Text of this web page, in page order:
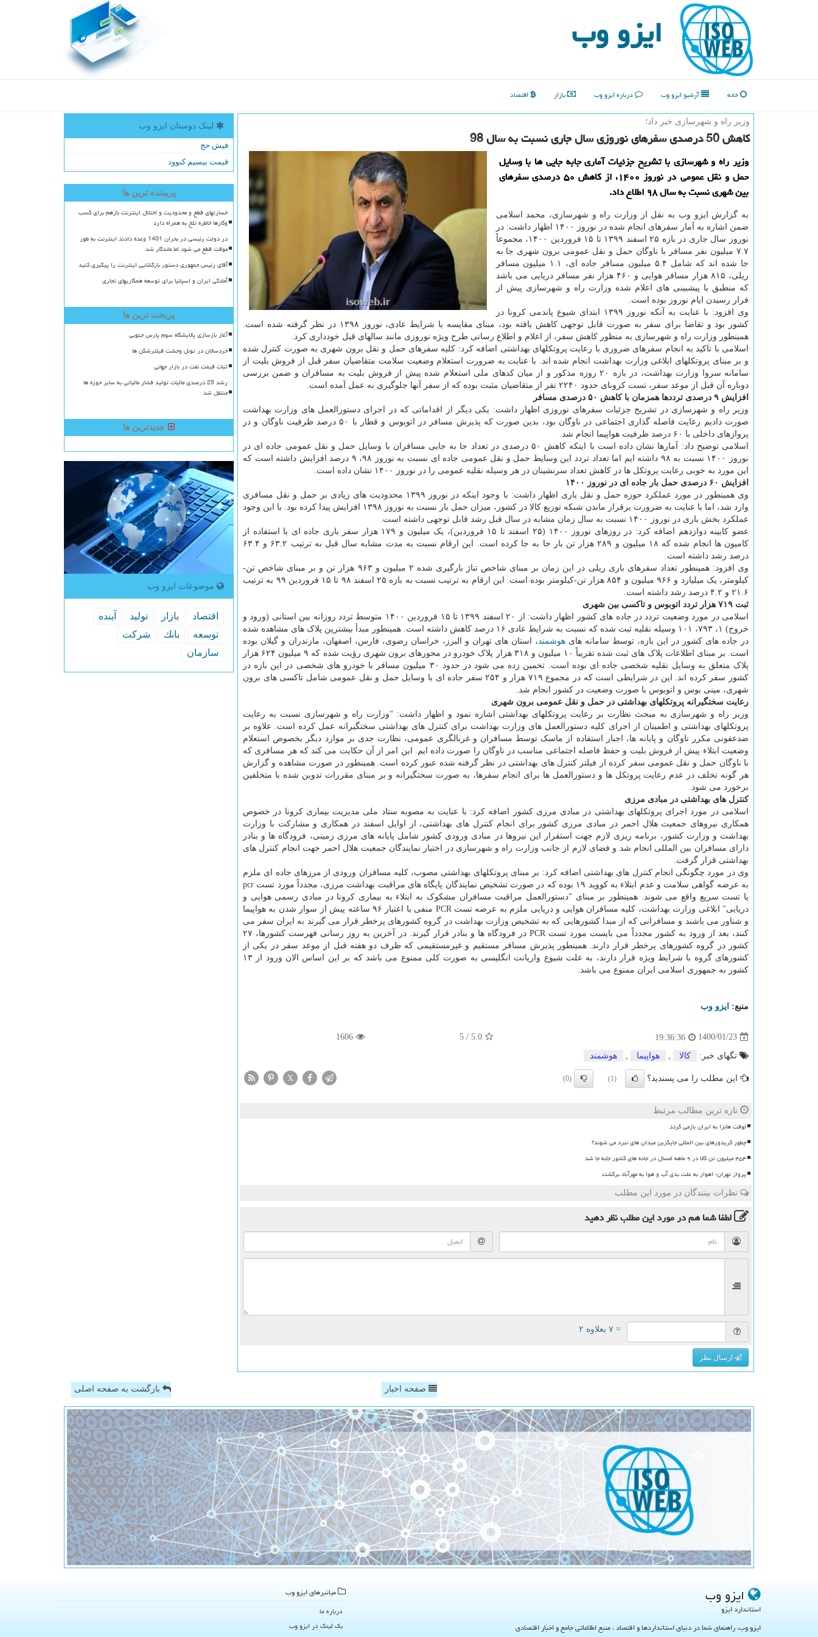
ایزو وب
خانه آرشیو ایزو وب درباره ایزو وب بازار اقتصاد
وزیر راه و شهرسازی خبر داد؛
كاهش 50 درصدی سفرهای نوروزی سال جاری نسبت به سال 98
وزیر راه و شهرسازی با تشریح جزئیات آماری جابه جایی ها با وسایل
حمل و نقل عمومی در نوروز ۱۴۰۰، از کاهش ۵۰ درصدی سفرهای
بین شهری نسبت به سال ۹۸ اطلاع داد.
به گزارش ایزو وب به نقل از وزارت راه و شهرسازی، محمد اسلامی
ضمن اشاره به آمار سفرهای انجام شده در نوروز ۱۴۰۰ اظهار داشت: در
نوروز سال جاری در بازه ۲۵ اسفند ۱۳۹۹ تا ۱۵ فروردین ۱۴۰۰، مجموعاً
۷.۷ میلیون نفر مسافر با ناوگان حمل و نقل عمومی برون شهری جا به
جا شده اند که شامل ۵.۴ میلیون مسافر جاده ای، ۱.۱ میلیون مسافر
ریلی، ۸۱۵ هزار مسافر هوایی و ۴۶۰ هزار نفر مسافر دریایی می باشد
که منطبق با پیشبینی های اعلام شده وزارت راه و شهرسازی پیش از
فرار رسیدن ایام نوروز بوده است.
وی افزود: با عنایت به آنکه نوروز ۱۳۹۹ ابتدای شیوع پاندمی کرونا در
کشور بود و تقاضا برای سفر به صورت قابل توجهی کاهش یافته بود، مبنای مقایسه با شرایط عادی، نوروز ۱۳۹۸ در نظر گرفته شده است.
همینطور وزارت راه و شهرسازی به منظور کاهش سفر، از اعلام و اطلاع رسانی طرح ویژه نوروزی مانند سالهای قبل خودداری کرد.
اسلامی با تاکید به انجام سفرهای ضروری با رعایت پروتکلهای بهداشتی اضافه کرد: کلیه سفرهای حمل و نقل برون شهری به صورت کنترل شده
و بر مبنای پروتکلهای ابلاغی وزارت بهداشت انجام شده اند. با عنایت به ضرورت استعلام وضعیت سلامت متقاضیان سفر قبل از فروش بلیت از
سامانه سروا وزارت بهداشت، در بازه ۲۰ روزه مذکور و از میان کدهای ملی استعلام شده پیش از فروش بلیت به مسافران و ضمن بررسی
دوباره آن قبل از موعد سفر، تست کرونای حدود ۲۲۴۰ نفر از متقاضیان مثبت بوده که از سفر آنها جلوگیری به عمل آمده است.
افزایش ۹ درصدی ترددها همزمان با کاهش ۵۰ درصدی مسافر
وزیر راه و شهرسازی در تشریح جزئیات سفرهای نوروزی اظهار داشت: یکی دیگر از اقداماتی که در اجرای دستورالعمل های وزارت بهداشت
صورت دادیم رعایت فاصله گذاری اجتماعی در ناوگان بود، بدین صورت که پذیرش مسافر در اتوبوس و قطار با ۵۰ درصد ظرفیت ناوگان و در
پروازهای داخلی با ۶۰ درصد ظرفیت هواپیما انجام شد.
اسلامی توضیح داد: آمارها نشان داده است با اینکه کاهش ۵۰ درصدی در تعداد جا به جایی مسافران با وسایل حمل و نقل عمومی جاده ای در
نوروز ۱۴۰۰ نسبت به ۹۸ داشته ایم اما تعداد تردد این وسایط حمل و نقل عمومی جاده ای نسبت به نوروز ۹۸، ۹ درصد افزایش داشته است که
این مورد به خوبی رعایت پروتکل ها در کاهش تعداد سرنشینان در هر وسیله نقلیه عمومی را در نوروز ۱۴۰۰ نشان داده است.
افزایش ۶۰ درصدی حمل بار جاده ای در نوروز ۱۴۰۰
وی همینطور در مورد عملکرد حوزه حمل و نقل باری اظهار داشت: با وجود اینکه در نوروز ۱۳۹۹ محدودیت های زیادی بر حمل و نقل مسافری
وارد شد، اما با عنایت به ضرورت برقرار ماندن شبکه توزیع کالا در کشور، میزان حمل بار نسبت به نوروز ۱۳۹۸ افزایش پیدا کرده بود. با این وجود
عملکرد بخش باری در نوروز ۱۴۰۰ نسبت به سال زمان مشابه در سال قبل رشد قابل توجهی داشته است.
عضو کابینه دوازدهم اضافه کرد: در روزهای نوروز ۱۴۰۰ (۲۵ اسفند تا ۱۵ فروردین)، یک میلیون و ۱۷۹ هزار سفر باری جاده ای با استفاده از
کامیون ها انجام شده که ۱۸ میلیون و ۲۸۹ هزار تن بار جا به جا کرده است. این ارقام نسبت به مدت مشابه سال قبل به ترتیب ۶۳.۲ و ۶۳.۴
درصد رشد داشته است.
وی افزود: همینطور تعداد سفرهای باری ریلی در این زمان بر مبنای شاخص تناژ بارگیری شده ۲ میلیون و ۹۶۳ هزار تن و بر مبنای شاخص تن-
کیلومتر، یک میلیارد و ۹۶۶ میلیون و ۸۵۴ هزار تن-کیلومتر بوده است. این ارقام به ترتیب نسبت به بازه ۲۵ اسفند ۹۸ تا ۱۵ فروردین ۹۹ به ترتیب
۲۱.۶ و ۴.۲ درصد رشد داشته است.
ثبت ۷۱۹ هزار تردد اتوبوس و تاکسی بین شهری
اسلامی در مورد وضعیت تردد در جاده های کشور اظهار داشت: از ۲۰ اسفند ۱۳۹۹ تا ۱۵ فروردین ۱۴۰۰ متوسط تردد روزانه بین استانی (ورود و
خروج) ۱، ۷۹۳، ۱۰۱ وسیله نقلیه ثبت شده که نسبت به شرایط عادی ۱۶ درصد کاهش داشته است. همینطور مبدأ بیشترین پلاک های مشاهده شده
در جاده های کشور در این بازه، توسط سامانه های هوشمند، استان های تهران و البرز، خراسان رضوی، فارس، اصفهان، مازندران و گیلان بوده
است. بر مبنای اطلاعات پلاک های ثبت شده تقریباً ۱۰ میلیون و ۳۱۸ هزار پلاک خودرو در محورهای برون شهری رؤیت شده که ۹ میلیون ۶۲۴ هزار
پلاک متعلق به وسایل نقلیه شخصی جاده ای بوده است. تخمین زده می شود در حدود ۳۰ میلیون مسافر با خودرو های شخصی در این بازه در
کشور سفر کرده اند. این در شرایطی است که در مجموع ۷۱۹ هزار و ۲۵۴ سفر جاده ای با وسایل حمل و نقل عمومی شامل تاکسی های برون
شهری، مینی بوس و اتوبوس با صورت وضعیت در کشور انجام شد.
رعایت سختگیرانه پروتکلهای بهداشتی در حمل و نقل عمومی برون شهری
وزیر راه و شهرسازی به مبحث نظارت بر رعایت پروتکلهای بهداشتی اشاره نمود و اظهار داشت: "وزارت راه و شهرسازی نسبت به رعایت
پروتکلهای بهداشتی و اطمینان از اجرای کلیه دستورالعمل های وزارت بهداشت برای کنترل های بهداشتی سختگیرانه عمل کرده است. علاوه بر
ضدعفونی مکرر ناوگان و پایانه ها، اجبار استفاده از ماسک توسط مسافران و غربالگری عمومی، نظارت جدی بر موارد دیگر بخصوص استعلام
وضعیت ابتلاء پیش از فروش بلیت و حفظ فاصله اجتماعی مناسب در ناوگان را صورت داده ایم. این امر از آن حکایت می کند که هر مسافری که
با ناوگان حمل و نقل عمومی سفر کرده از فیلتر کنترل های بهداشتی در نظر گرفته شده عبور کرده است. همینطور در صورت مشاهده و گزارش
هر گونه تخلف در عدم رعایت پروتکل ها و دستورالعمل ها برای انجام سفرها، به صورت سختگیرانه و بر مبنای مقررات تدوین شده با متخلفین
برخورد می شود.
کنترل های بهداشتی در مبادی مرزی
اسلامی در مورد اجرای پروتکلهای بهداشتی در مبادی مرزی کشور اضافه کرد: با عنایت به مصوبه ستاد ملی مدیریت بیماری کرونا در خصوص
همکاری نیروهای جمعیت هلال احمر در مبادی مرزی کشور برای انجام کنترل های بهداشتی، از اوایل اسفند در همکاری و مشارکت با وزارت
بهداشت و وزارت کشور، برنامه ریزی لازم جهت استقرار این نیروها در مبادی ورودی کشور شامل پایانه های مرزی زمینی، فرودگاه ها و بنادر
دارای مسافران بین المللی انجام شد و فضای لازم از جانب وزارت راه و شهرسازی در اختیار نمایندگان جمعیت هلال احمر جهت انجام کنترل های
بهداشتی قرار گرفت.
وی در مورد چگونگی انجام کنترل های بهداشتی اضافه کرد: بر مبنای پروتکلهای بهداشتی مصوب، کلیه مسافران ورودی از مرزهای جاده ای ملزم
به عرضه گواهی سلامت و عدم ابتلاء به کووید ۱۹ بوده که در صورت تشخیص نمایندگان پایگاه های مراقبت بهداشت مرزی، مجدداً مورد تست pcr
یا تست سریع واقع می شوند. همینطور بر مبنای "دستورالعمل مراقبت مسافران مشکوک به ابتلاء به بیماری کرونا در مبادی رسمی هوایی و
دریایی" ابلاغی وزارت بهداشت، کلیه مسافران هوایی و دریایی ملزم به عرضه تست PCR منفی با اعتبار ۹۶ ساعته پیش از سوار شدن به هواپیما
و شناور می باشند و مسافرانی که از مبدا کشورهایی که به تشخیص وزارت بهداشت در گروه کشورهای پرخطر قرار می گیرند به ایران سفر می
کنند، بعد از ورود به کشور مجدداً می بایست مورد تست PCR در فرودگاه ها و بنادر قرار گیرند. در آخرین به روز رسانی فهرست کشورها، ۲۷
کشور در گروه کشورهای پرخطر قرار دارند. همینطور پذیرش مسافر مستقیم و غیرمستقیمی که ظرف دو هفته قبل از موعد سفر در یکی از
کشورهای گروه با شرایط ویژه قرار دارند، به علت شیوع واریانت انگلیسی به صورت کلی ممنوع می باشد که بر این اساس الان ورود از ۱۳
کشور به جمهوری اسلامی ایران ممنوع می باشد.
منبع: ایزو وب
1400/01/23
19:36:36
5.0
/
5
1606
تگهای خبر: كالا هواپیما هوشمند
این مطلب را می پسندید؟ (1)
(0)
X
تازه ترین مطالب مرتبط
لوفت هانزا به ایران بازمی گردد
چطور کریدورهای بین المللی جایگزین میدان های نبرد می شوند؟
۴۵۴ میلیون تن کالا در ۹ ماهه امسال در جاده های کشور جابه جا شد
پرواز تهران- اهواز به علت بدی آب و هوا به مهرآباد برگشت
نظرات بینندگان در مورد این مطلب
لطفا شما همدر مورد این مطلبنظر دهید
= ۷ بعلاوه ۲
ارسال نظر
لینک دوستان ایزو وب
فیش حج
قیمت بیسیم کنوود
پربیننده ترین ها
خسارتهای قطع و محدودیت و اختلال اینترنت بازهم برای کسب
وکارها خاطره تلخ به همراه دارد
در دولت رئیسی در بحران 1401 وعده دادند اینترنت به طور
موقت قطع می شود اما ماندگار شد
آقای رئیس جمهوری دستور بازگشایی اینترنت را پیگیری کنید
آمادگی ایران و اسپانیا برای توسعه همکاریهای تجاری
پربحث ترین ها
آغاز بازسازی پالایشگاه سوم پارس جنوبی
خردسالان در تونل وحشت فیلترشکن ها
ثبات قیمت نفت در بازار جهانی
رشد 25 درصدی مالیات تولید فشار مالیاتی به سایر حوزه ها
منتقل شد
جدیدترین ها
موضوعات ایزو وب
اقتصاد بازار تولید
آینده
توسعه
بانك
شركت
سازمان
صفحه اخبار بازگشت به صفحه اصلی
ایزو وب
استاندارد ایزو
ایزو وب، راهنمای شما در دنیای استانداردها و اقتصاد ، منبع اطلاعاتی جامع و اخبار اقتصادی
میانبرهای ایزو وب
درباره ما
بک لینک در ایزو وب